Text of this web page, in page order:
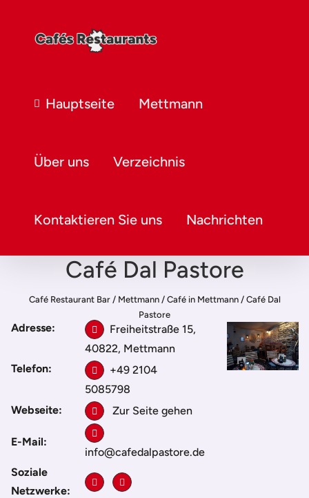
Hauptseite Mettmann
Über uns Verzeichnis
Kontaktieren Sie uns Nachrichten
Café Dal Pastore
Café Restaurant Bar/ Mettmann/ Café in Mettmann/ Café Dal
Pastore
Adresse:
Freiheitstraße 15,
40822, Mettmann
Telefon:
+49 2104
5085798
Webseite:
Zur Seite gehen
E-Mail:
info@cafedalpastore.de
Soziale
Netzwerke: